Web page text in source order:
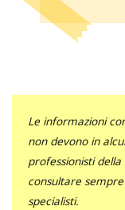
Le informazioni
non devono in
professionisti
consultare
specialisti.